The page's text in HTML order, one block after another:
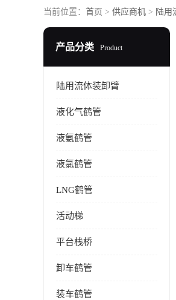
当前位置： 首页 > 供应商机 > 陆用
产品分类 Product
陆用流体装卸臂
液化气鹤管
液氨鹤管
液氯鹤管
LNG鹤管
活动梯
平台栈桥
卸车鹤管
装车鹤管